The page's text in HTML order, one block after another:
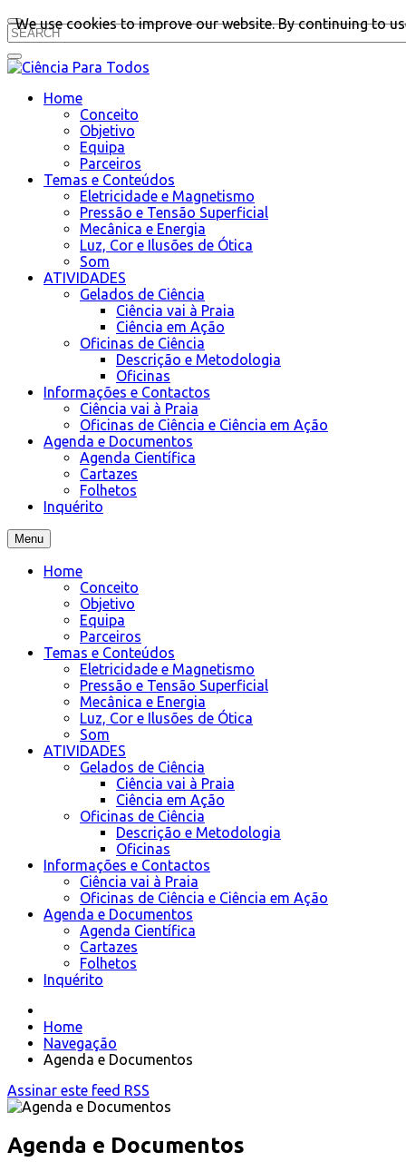
Home
Conceito
Objetivo
Equipa
Parceiros
Temas e Conteúdos
Eletricidade e Magnetismo
Pressão e Tensão Superficial
Mecânica e Energia
Luz, Cor e Ilusões de Ótica
Som
ATIVIDADES
Gelados de Ciência
Ciência vai à Praia
Ciência em Ação
Oficinas de Ciência
Descrição e Metodologia
Oficinas
Informações e Contactos
Ciência vai à Praia
Oficinas de Ciência e Ciência em Ação
Agenda e Documentos
Agenda Científica
Cartazes
Folhetos
Inquérito
Menu
Home
Conceito
Objetivo
Equipa
Parceiros
Temas e Conteúdos
Eletricidade e Magnetismo
Pressão e Tensão Superficial
Mecânica e Energia
Luz, Cor e Ilusões de Ótica
Som
ATIVIDADES
Gelados de Ciência
Ciência vai à Praia
Ciência em Ação
Oficinas de Ciência
Descrição e Metodologia
Oficinas
Informações e Contactos
Ciência vai à Praia
Oficinas de Ciência e Ciência em Ação
Agenda e Documentos
Agenda Científica
Cartazes
Folhetos
Inquérito
Home
Navegação
Agenda e Documentos
Assinar este feed RSS
Agenda e Documentos
We use cookies to improve our website. By continuing to